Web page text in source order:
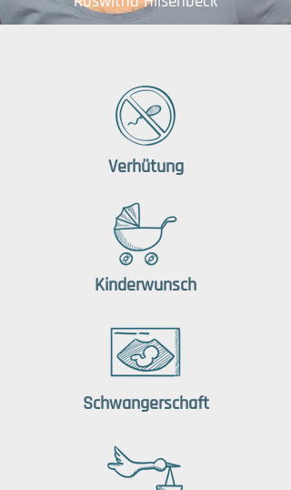
Verhütung
Kinderwunsch
Schwangerschaft